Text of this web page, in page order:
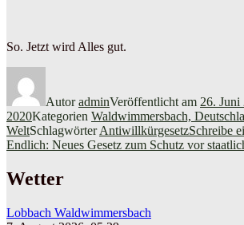
So. Jetzt wird Alles gut.
AutoradminVeröffentlicht am 26. Juni
2020Kategorien Waldwimmersbach,
WeltSchlagwörterAntiwillkürgesetzSchreibe
Endlich: Neues Gesetz zum Schutz vor
Wetter
Lobbach Waldwimmersbach